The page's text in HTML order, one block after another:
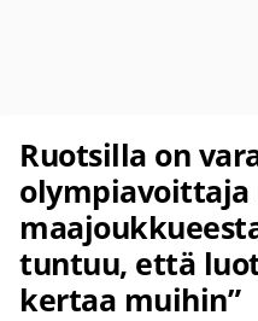
Ruotsilla on
olympiavoittaja
tuntuu, että
kertaa muihin”